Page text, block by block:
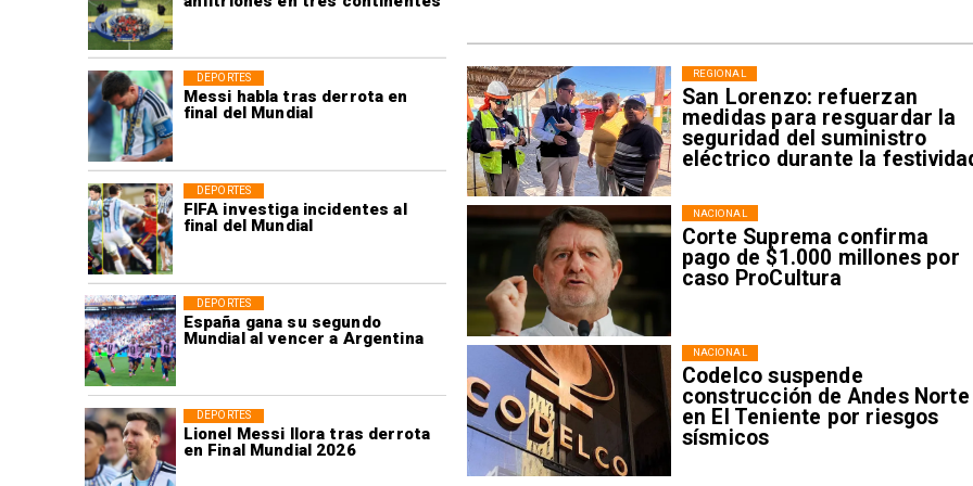
Messi habla tras derrota en
final del Mundial
DEPORTES
FIFA investiga incidentes al
final del Mundial
DEPORTES
España gana su segundo
Mundial al vencer a Argentina
DEPORTES
Lionel Messi llora tras derrota
en Final Mundial 2026
DEPORTES
San Lorenzo: refuerzan
medidas para resguardar la
seguridad del suministro
eléctrico durante la
REGIONAL
Corte Suprema confirma
pago de $1.000 millones por
caso ProCultura
NACIONAL
Codelco suspende
construcción de Andes Norte
en El Teniente por riesgos
sísmicos
NACIONAL